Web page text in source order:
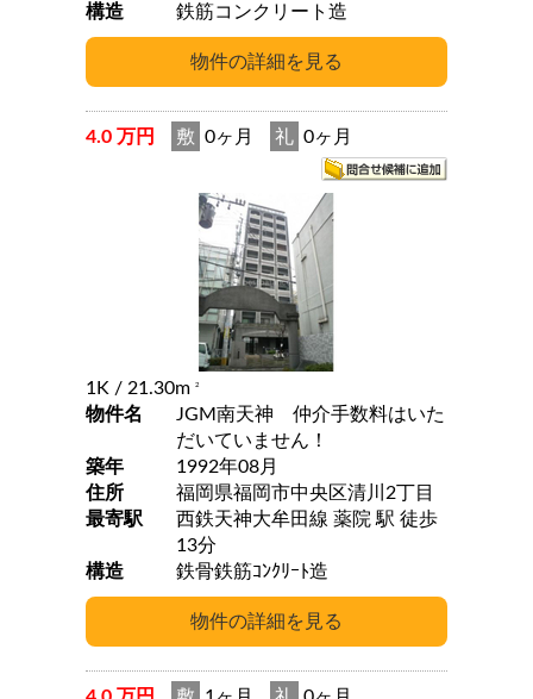
構造
鉄筋コンクリート造
4.0 万円 敷 0ヶ月 礼 0ヶ月
1K / 21.30m 2
物件名
JGM南天神 仲介手数料はいた
だいていません！
築年
1992年08月
住所
福岡県福岡市中央区清川2丁目
最寄駅
西鉄天神大牟田線 薬院 駅 徒歩
13分
構造
鉄骨鉄筋ｺﾝｸﾘｰﾄ造